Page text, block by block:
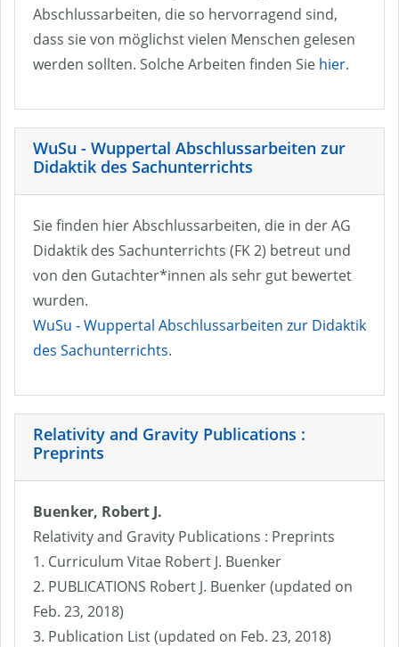
Abschlussarbeiten, die so hervorragend sind,
dass sie von möglichst vielen Menschen gelesen
werden sollten. Solche Arbeiten finden Sie hier.
WuSu - Wuppertal Abschlussarbeiten zur
Didaktik des Sachunterrichts
Sie finden hier Abschlussarbeiten, die in der AG
Didaktik des Sachunterrichts (FK 2) betreut und
von den Gutachter*innen als sehr gut bewertet
wurden.
WuSu - Wuppertal Abschlussarbeiten zur Didaktik
des Sachunterrichts.
Relativity and Gravity Publications :
Preprints
Buenker, Robert J.
Relativity and Gravity Publications : Preprints
1. Curriculum Vitae Robert J. Buenker
2. PUBLICATIONS Robert J. Buenker (updated on
Feb. 23, 2018)
3. Publication List (updated on Feb. 23, 2018)